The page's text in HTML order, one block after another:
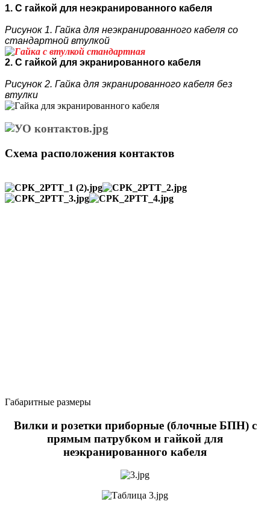
1. С гайкой для неэкранированного кабеля
Рисунок 1. Гайка для неэкранированного кабеля со
стандартной втулкой
2. С гайкой для экранированного кабеля
Рисунок 2. Гайка для экранированного кабеля без
втулки
Схема расположения контактов
Габаритные размеры
Вилки и розетки приборные (блочные БПН) с
прямым патрубком и гайкой для
неэкранированного кабеля